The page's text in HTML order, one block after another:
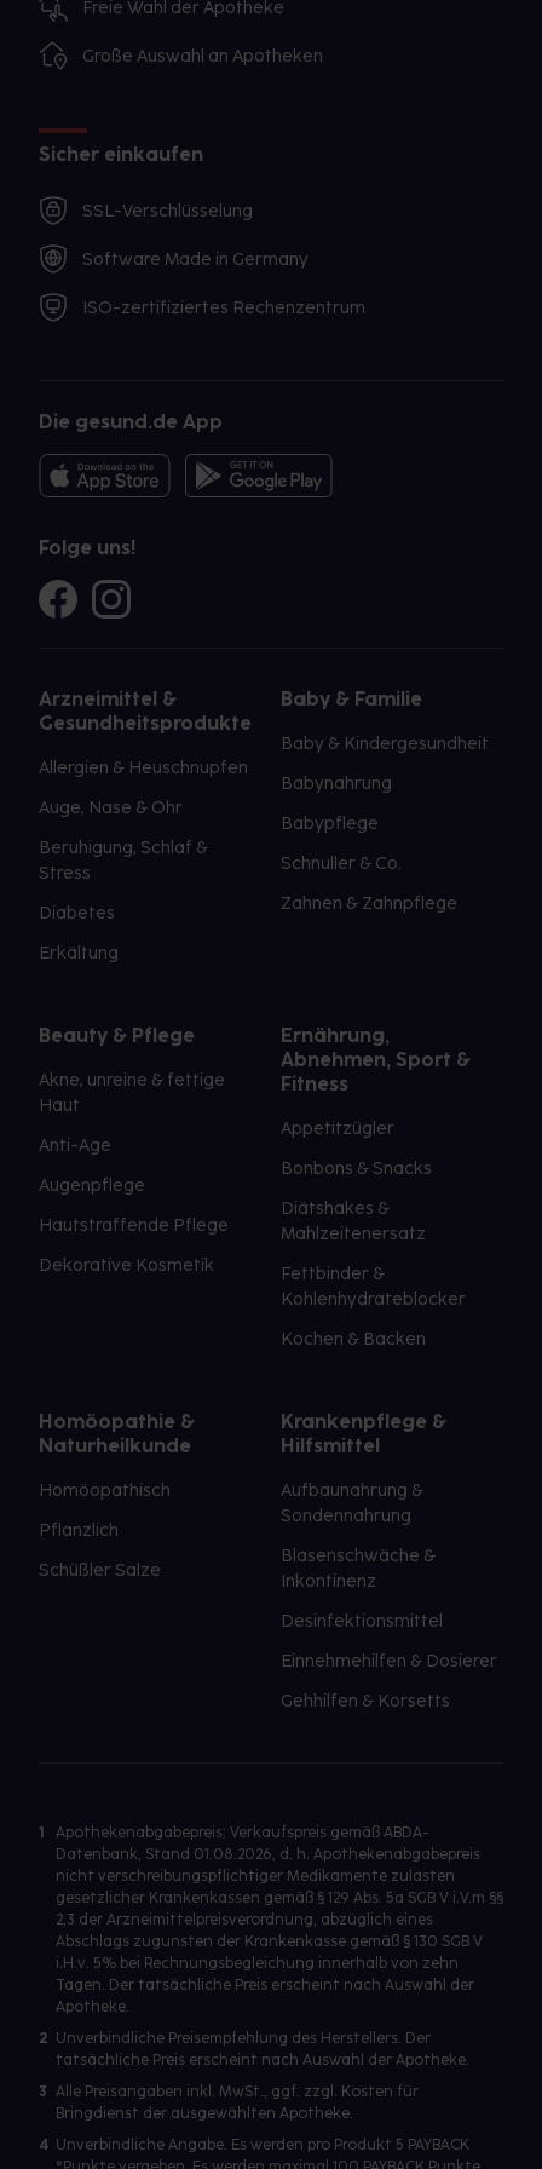
Freie Wahl der Apotheke
Große Auswahl an Apotheken
Sicher einkaufen
SSL-Verschlüsselung
Software Made in Germany
ISO-zertifiziertes Rechenzentrum
Die gesund.de App
Folge uns!
Arzneimittel &
Gesundheitsprodukte
Allergien & Heuschnupfen
Auge, Nase & Ohr
Beruhigung, Schlaf &
Stress
Diabetes
Erkältung
Baby & Familie
Baby & Kindergesundheit
Babynahrung
Babypflege
Schnuller & Co.
Zahnen & Zahnpflege
Beauty & Pflege
Akne, unreine & fettige
Haut
Anti-Age
Augenpflege
Hautstraffende Pflege
Dekorative Kosmetik
Ernährung,
Abnehmen, Sport &
Fitness
Appetitzügler
Bonbons & Snacks
Diätshakes &
Mahlzeitenersatz
Fettbinder &
Kohlenhydrateblocker
Kochen & Backen
Homöopathie &
Naturheilkunde
Homöopathisch
Pflanzlich
Schüßler Salze
Krankenpflege &
Hilfsmittel
Aufbaunahrung &
Sondennahrung
Blasenschwäche &
Inkontinenz
Desinfektionsmittel
Einnehmehilfen & Dosierer
Gehhilfen & Korsetts
1
Apothekenabgabepreis: Verkaufspreis gemäß ABDA-
Datenbank, Stand 01.08.2026, d. h. Apothekenabgabepreis
nicht verschreibungspflichtiger Medikamente zulasten
gesetzlicher Krankenkassen gemäß § 129 Abs. 5a SGB V i.V.m §§
2,3 der Arzneimittelpreisverordnung, abzüglich eines
Abschlags zugunsten der Krankenkasse gemäß § 130 SGB V
i.H.v. 5% bei Rechnungsbegleichung innerhalb von zehn
Tagen. Der tatsächliche Preis erscheint nach Auswahl der
Apotheke.
2 Unverbindliche Preisempfehlung des Herstellers. Der
tatsächliche Preis erscheint nach Auswahl der Apotheke.
3 Alle Preisangaben inkl. MwSt., ggf. zzgl. Kosten für
Bringdienst der ausgewählten Apotheke.
4 Unverbindliche Angabe. Es werden pro Produkt 5 PAYBACK